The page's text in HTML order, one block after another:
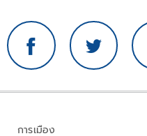
การเมือง